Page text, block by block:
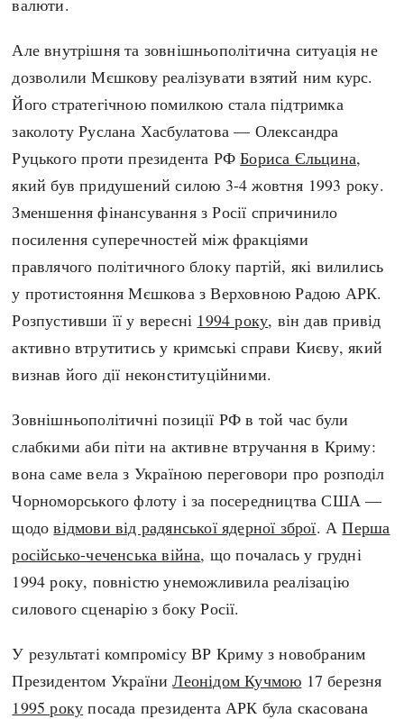
Але внутрішня та зовнішньополітична ситуація не
дозволили Мєшкову реалізувати взятий ним курс.
Його стратегічною помилкою стала підтримка
заколоту Руслана Хасбулатова — Олександра
Руцького проти президента РФБориса Єльцина,
який був придушений силою 3-4 жовтня 1993 року.
Зменшення фінансування з Росії спричинило
посилення суперечностей між фракціями
правлячого політичного блоку партій, які вилились
у протистояння Мєшкова з Верховною Радою АРК.
Розпустивши її у вересні 1994 року, він дав привід
активно втрутитись у кримські справи Києву, який
визнав його дії неконституційними.
Зовнішньополітичні позиції РФ в той час були
слабкими аби піти на активне втручання в Криму:
вона саме вела з Україною переговори про розподіл
Чорноморського флоту і за посередництва США —
щодовідмови від радянської ядерної зброї. АПерша
російсько-чеченська війна, що почалась у грудні
1994 року, повністю унеможливила реалізацію
силового сценарію з боку Росії.
У результаті компромісу ВР Криму з новобраним
Президентом УкраїниЛеонідом Кучмою 17 березня
1995 року посада президента АРК була скасована